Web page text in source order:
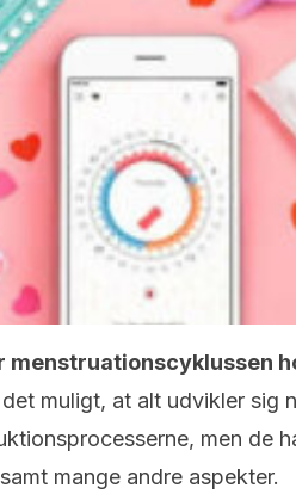
menstruationscyklussen
muligt, at alt udvikler sig
men de
mange andre aspekter.